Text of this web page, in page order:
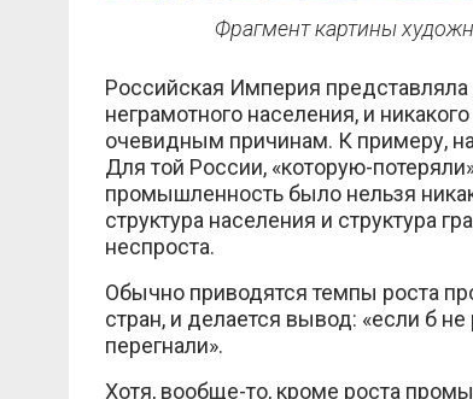
Фрагмент картины
Российская Империя представляла
неграмотного населения, и
очевидным причинам. К примеру,
Для той России, «которую-
промышленность было нельзя
структура населения и структура
неспроста.
Обычно приводятся темпы роста
стран, и делается вывод: «если б
перегнали».
Хотя, вообще-то, кроме роста